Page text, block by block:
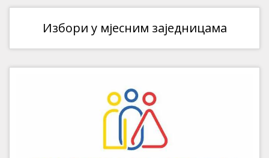
Избори у мјесним заједницама